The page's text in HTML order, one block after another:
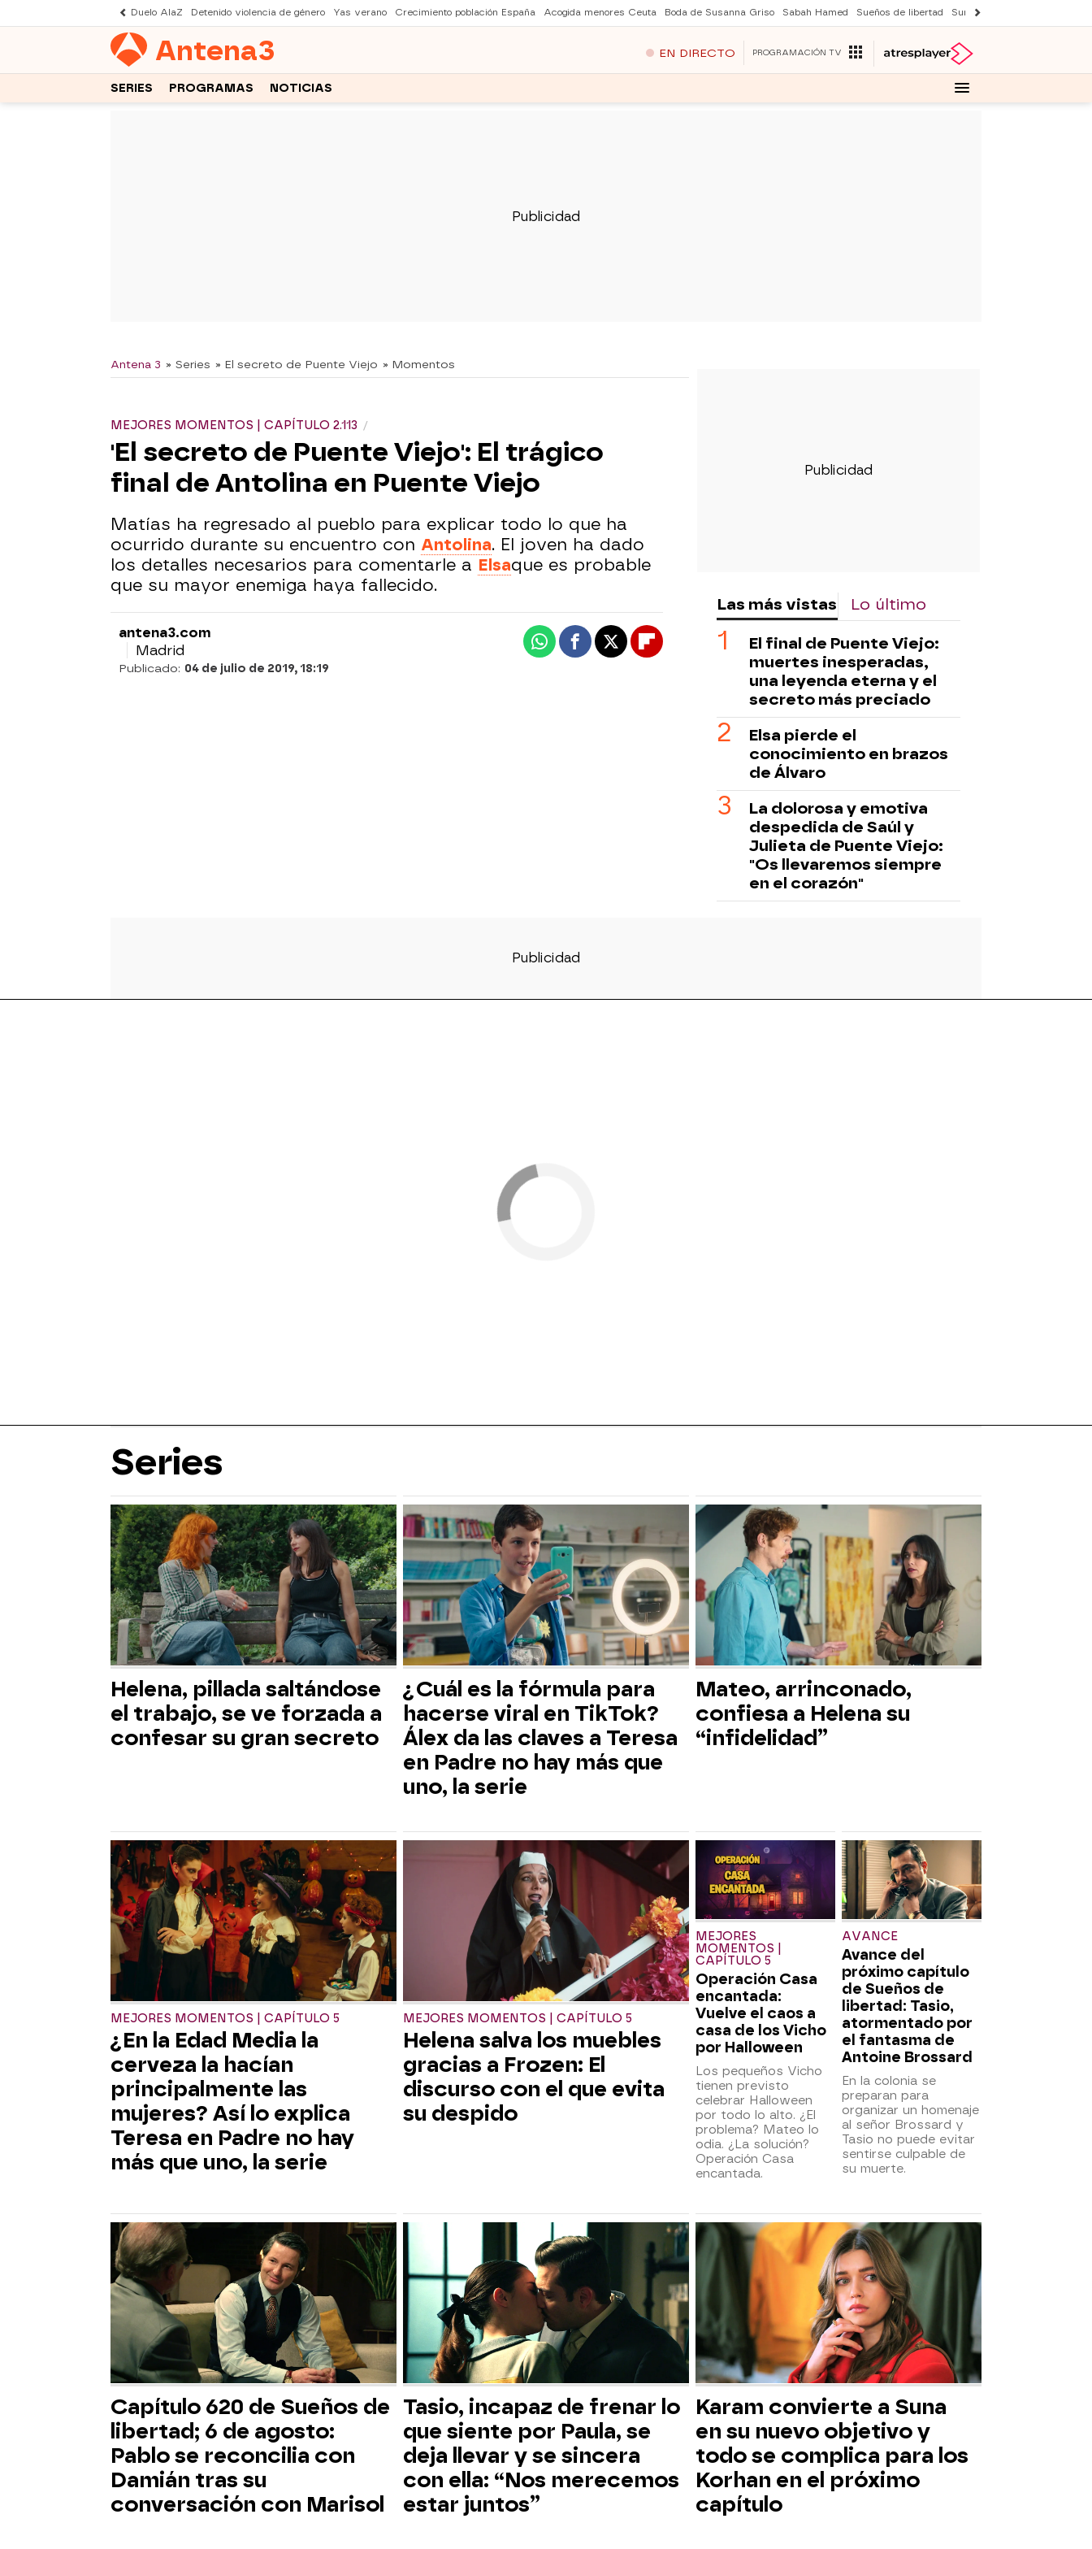
Duelo AlaZ Detenido violencia de género Yas verano Crecimiento población España Acogida menores Ceuta Boda de Susanna Griso Sabah Hamed Sueños de libertad Suri y Tom Cruise
Antena3 EN DIRECTO PROGRAMACIÓN TV
SERIES PROGRAMAS NOTICIAS
Antena 3 » Series » El secreto de Puente Viejo » Momentos
MEJORES MOMENTOS | CAPÍTULO 2.113
'El secreto de Puente Viejo': El trágico
final de Antolina en Puente Viejo
Matías ha regresado al pueblo para explicar todo lo que ha
ocurrido durante su encuentro con Antolina. El joven ha dado
los detalles necesarios para comentarle a Elsaque es probable
que su mayor enemiga haya fallecido.
antena3.com
Madrid
Publicado: 04 de julio de 2019, 18:19
WhatsappFacebook
X Flipboard
Las más vistas Lo último
El final de Puente Viejo:
muertes inesperadas,
una leyenda eterna y el
secreto más preciado
Elsa pierde el
conocimiento en brazos
de Álvaro
La dolorosa y emotiva
despedida de Saúl y
Julieta de Puente Viejo:
"Os llevaremos siempre
en el corazón"
Series
Helena, pillada saltándose
el trabajo, se ve forzada a
confesar su gran secreto
¿Cuál es la fórmula para
hacerse viral en TikTok?
Álex da las claves a Teresa
en Padre no hay más que
uno, la serie
Mateo, arrinconado,
confiesa a Helena su
“infidelidad”
MEJORES MOMENTOS | CAPÍTULO 5
¿En la Edad Media la
cerveza la hacían
principalmente las
mujeres? Así lo explica
Teresa en Padre no hay
más que uno, la serie
MEJORES MOMENTOS | CAPÍTULO 5
Helena salva los muebles
gracias a Frozen: El
discurso con el que evita
su despido
MEJORES
MOMENTOS |
CAPÍTULO 5
Operación Casa
encantada:
Vuelve el caos a
casa de los Vicho
por Halloween
Los pequeños Vicho
tienen previsto
celebrar Halloween
por todo lo alto. ¿El
problema? Mateo lo
odia. ¿La solución?
Operación Casa
encantada.
AVANCE
Avance del
próximo capítulo
de Sueños de
libertad: Tasio,
atormentado por
el fantasma de
Antoine Brossard
En la colonia se
preparan para
organizar un homenaje
al señor Brossard y
Tasio no puede evitar
sentirse culpable de
su muerte.
Capítulo 620 de Sueños de
libertad; 6 de agosto:
Pablo se reconcilia con
Damián tras su
conversación con Marisol
Tasio, incapaz de frenar lo
que siente por Paula, se
deja llevar y se sincera
con ella: “Nos merecemos
estar juntos”
Karam convierte a Suna
en su nuevo objetivo y
todo se complica para los
Korhan en el próximo
capítulo